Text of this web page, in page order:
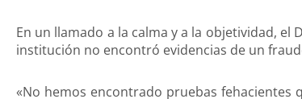
En un llamado a la calma y a la objetividad,
institución no encontró evidencias de un
«No hemos encontrado pruebas